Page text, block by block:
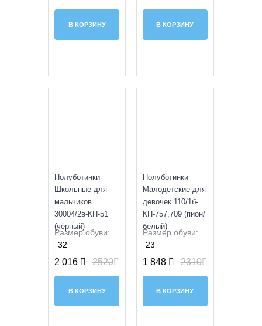
В КОРЗИНУ В КОРЗИНУ
Полуботинки
Школьные для
мальчиков
30004/2в-КП-51
(чёрный)
Размер обуви:
32
2 016 2520
В КОРЗИНУ
Полуботинки
Малодетские для
девочек 110/1б-
КП-757,709 (пион/
белый)
Размер обуви:
23
1 848 2310
В КОРЗИНУ